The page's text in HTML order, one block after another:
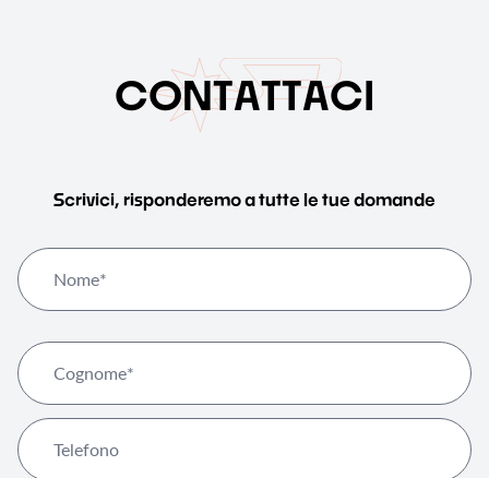
CONTATTACI
Scrivici, risponderemo a tutte le tue domande